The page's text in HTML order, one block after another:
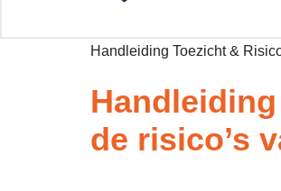
Handleiding Toezicht &
de risico’s